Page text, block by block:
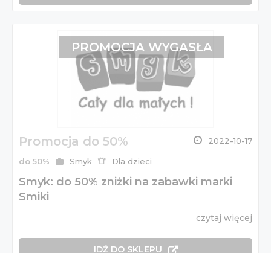
Promocja do 50% 2022-10-17
do 50% Smyk Dla dzieci
Smyk: do 50% zniżki na zabawki marki
Smiki
czytaj więcej
IDŹ DO SKLEPU
PROMOCJA WYGASŁA